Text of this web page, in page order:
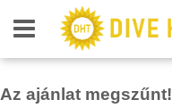
Az ajánlat megszűnt!